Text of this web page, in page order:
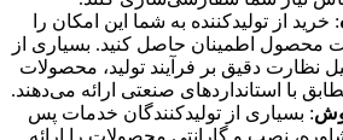
: خرید از تولیدکننده به شما این امکان را
محصول اطمینان حاصل کنید. بسیاری از
نظارت دقیق بر فرآیند تولید، محصولات
با استانداردهای صنعتی ارائه می‌دهند.
: بسیاری از تولیدکنندگان خدمات پس
نصب و گارانتی محصولات را ارائه